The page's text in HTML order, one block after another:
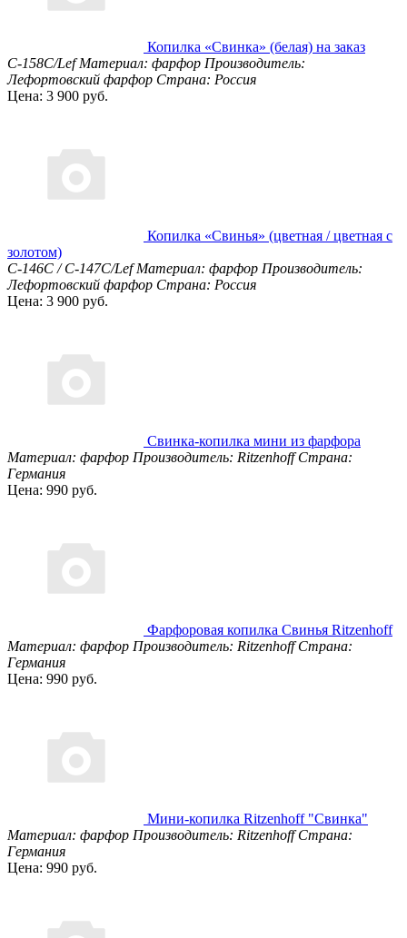
Копилка «Свинка» (белая) на заказ
С-158С/Lef Материал: фарфор Производитель:
Лефортовский фарфор Страна: Россия
Цена: 3 900 руб.
Копилка «Свинья» (цветная / цветная с
золотом)
С-146С / С-147С/Lef Материал: фарфор Производитель:
Лефортовский фарфор Страна: Россия
Цена: 3 900 руб.
Свинка-копилка мини из фарфора
Материал: фарфор Производитель: Ritzenhoff Страна:
Германия
Цена: 990 руб.
Фарфоровая копилка Свинья Ritzenhoff
Материал: фарфор Производитель: Ritzenhoff Страна:
Германия
Цена: 990 руб.
Мини-копилка Ritzenhoff "Свинка"
Материал: фарфор Производитель: Ritzenhoff Страна:
Германия
Цена: 990 руб.